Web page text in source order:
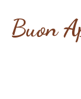
Buon